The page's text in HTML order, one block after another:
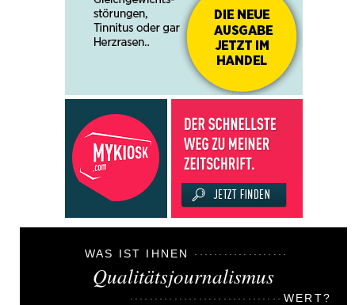
WAS IST IHNEN
Qualitätsjournalismus
WERT?